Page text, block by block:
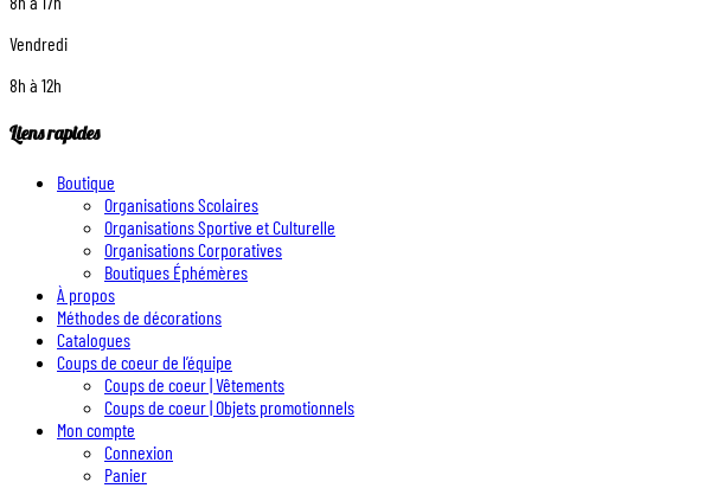
Vendredi
8h à 12h
Liens rapides
Boutique
Organisations Scolaires
Organisations Sportive et Culturelle
Organisations Corporatives
Boutiques Éphémères
À propos
Méthodes de décorations
Catalogues
Coups de coeur de l’équipe
Coups de coeur | Vêtements
Coups de coeur | Objets promotionnels
Mon compte
Connexion
Panier